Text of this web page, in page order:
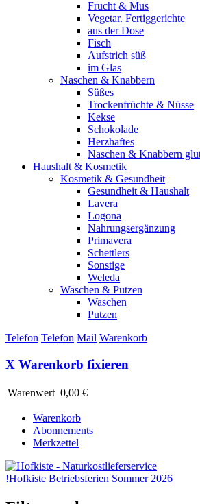
Frucht & Mus
Vegetar. Fertiggerichte
aus der Dose
Fisch
Aufstrich süß
im Glas
Naschen & Knabbern
Süßes
Trockenfrüchte & Nüsse
Kekse
Schokolade
Herzhaftes
Naschen & Knabbern
Haushalt & Kosmetik
Kosmetik & Gesundheit
Gesundheit & Haushalt
Lavera
Logona
Nahrungsergänzung
Primavera
Schettlers
Sonstige
Weleda
Waschen & Putzen
Waschen
Putzen
Telefon Telefon Mail Warenkorb
X Warenkorb fixieren
Warenwert 0,00 €
Warenkorb
Abonnements
Merkzettel
!Hofkiste Betriebsferien Sommer 2026